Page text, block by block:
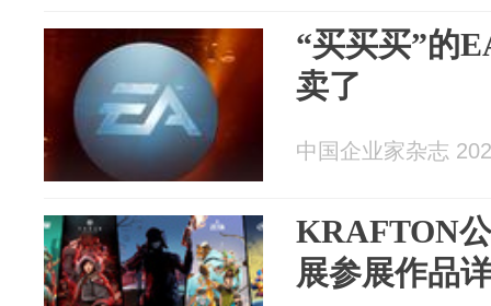
“买买买”的
卖了
中国企业家杂志
KRAFTON
展参展作品